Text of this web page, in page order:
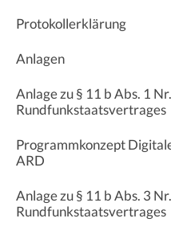
Protokollerklärung
Anlagen
Anlage zu § 11 b Abs. 1
Rundfunkstaatsvertrages
Programmkonzept
ARD
Anlage zu § 11 b Abs. 3
Rundfunkstaatsvertrages